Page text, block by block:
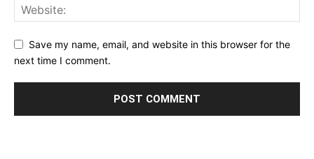
Save my name, email, and website in this browser for the
next time I comment.